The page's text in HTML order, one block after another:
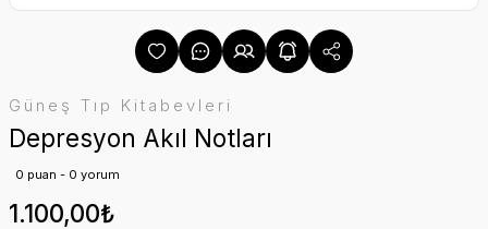
Güneş Tıp Kitabevleri
Depresyon Akıl Notları
0 puan - 0 yorum
1.100,00₺